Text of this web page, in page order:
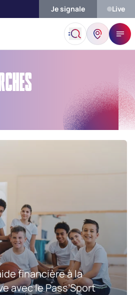
Je signale Live
financière à la
avec le Pass’Sport